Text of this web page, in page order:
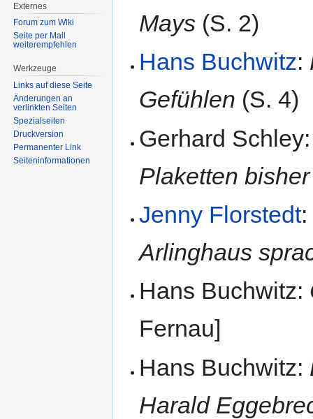
Mays (S. 2)
Hans Buchwitz:
Gefühlen (S. 4)
Gerhard
Plaketten
Jenny Florstedt
Arlinghaus
Hans Buchwitz:
Fernau]
Hans Buchwitz:
Harald
Externes
Forum zum Wiki
Seite per Mail
weiterempfehlen
Werkzeuge
Links auf diese Seite
Änderungen an
verlinkten Seiten
Spezialseiten
Druckversion
Permanenter Link
Seiten­informationen